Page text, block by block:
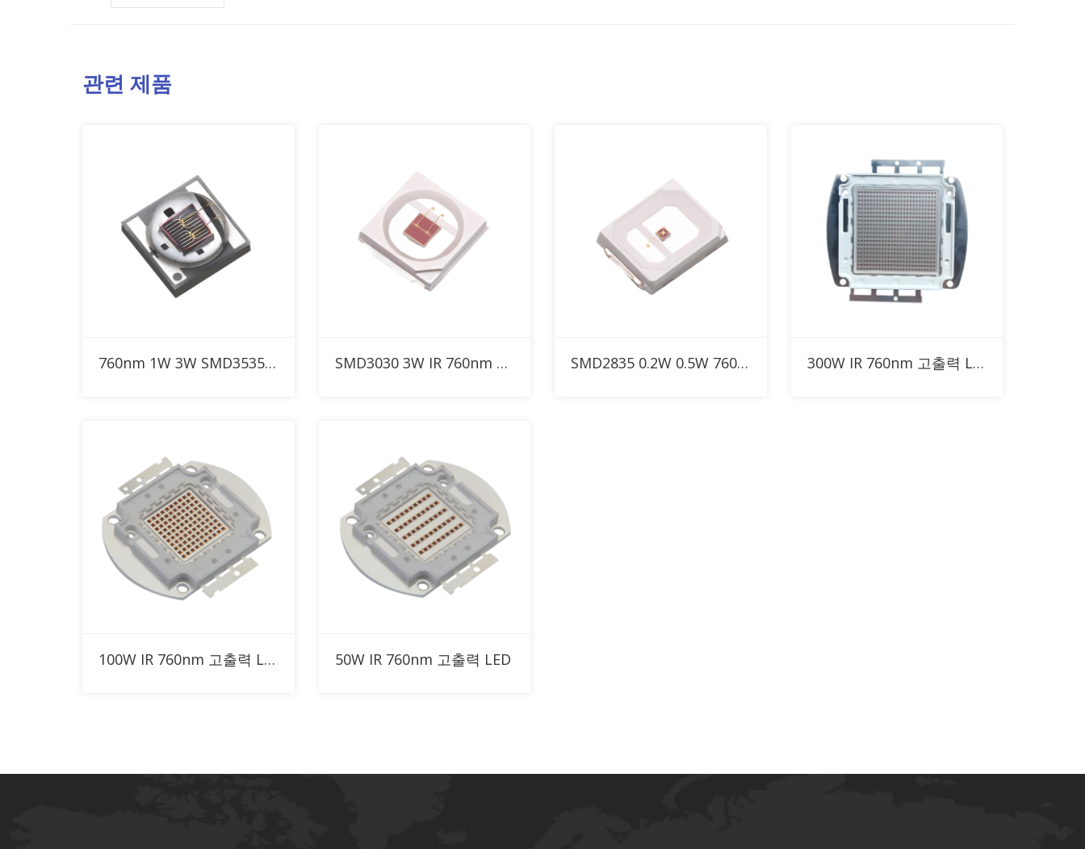
관련 제품
RFQ에 추가 760nm 1W 3W SMD3535 IR 고출력 LED RFQ에 추가 SMD3030 3W IR 760nm 고출력 LED RFQ에 추가 SMD2835 0.2W 0.5W 760nm 적색 치료 조명용 맞춤형 IR LED RFQ에 추가 300W IR 760nm 고출력 LED
RFQ에 추가 100W IR 760nm 고출력 LED RFQ에 추가
50W IR 760nm 고출력 LED